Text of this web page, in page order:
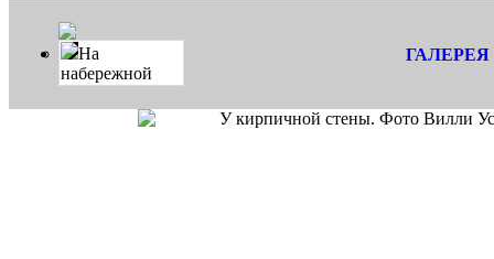
На
набережной
ГАЛЕРЕЯ